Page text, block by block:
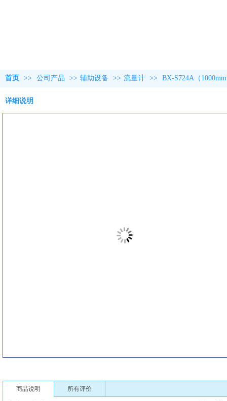
首页 >> 公司产品 >> 辅助设备 >> 流量计 >> BX-S724A（
详细说明
商品说明 所有评价